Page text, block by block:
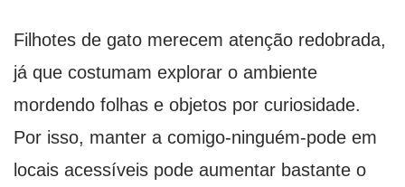
Filhotes de gato merecem atenção redobrada,
já que costumam explorar o ambiente
mordendo folhas e objetos por curiosidade.
Por isso, manter a comigo-ninguém-pode em
locais acessíveis pode aumentar bastante o